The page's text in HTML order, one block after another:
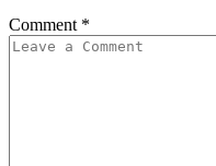
Comment *